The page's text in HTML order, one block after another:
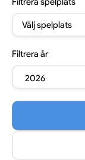
Välj spelplats
Filtrera år
2026